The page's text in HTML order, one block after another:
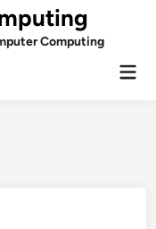
Computing